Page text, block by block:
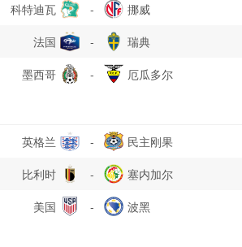
科特迪瓦 - 挪威
法国 - 瑞典
墨西哥 - 厄瓜多尔
英格兰 - 民主刚果
比利时 - 塞内加尔
美国 - 波黑